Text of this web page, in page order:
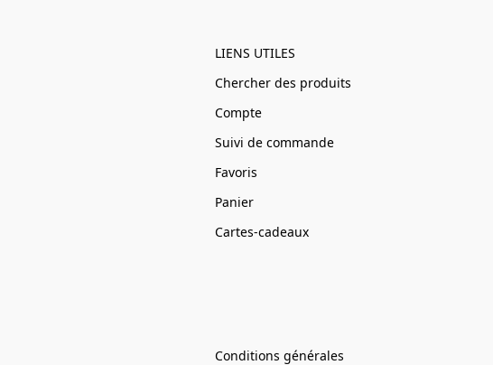
LIENS UTILES
Chercher des produits
Compte
Suivi de commande
Favoris
Panier
Cartes-cadeaux
Conditions générales